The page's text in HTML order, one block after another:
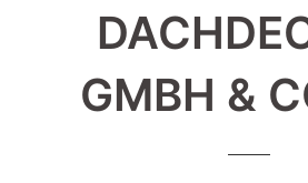
GMBH &